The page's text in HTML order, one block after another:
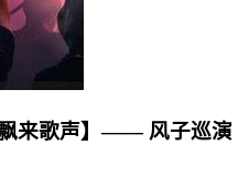
飘来歌声】—— 风子巡演